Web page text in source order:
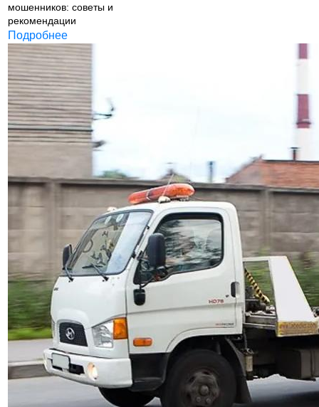
мошенников: советы и
рекомендации
Подробнее